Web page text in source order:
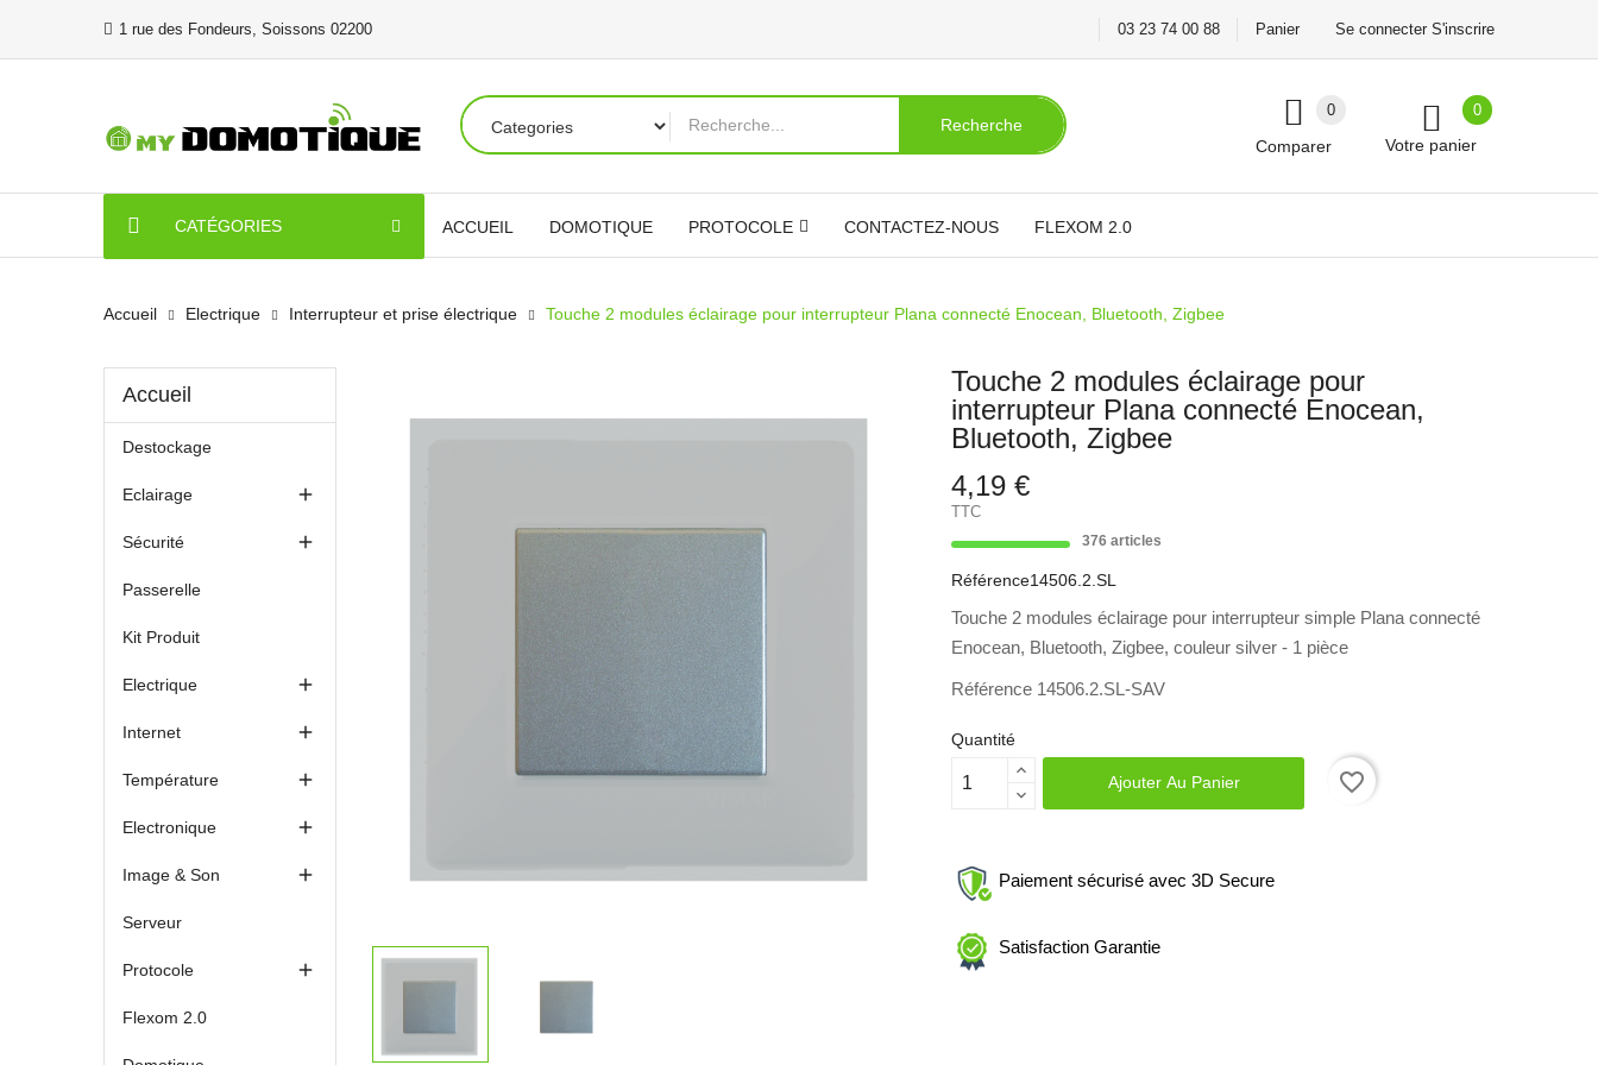
1 rue des Fondeurs, Soissons 02200 Se connecter S'inscrire
Panier
03 23 74 00 88
Recherche
0
Votre panier
0
Comparer
CATÉGORIES ACCUEIL DOMOTIQUE PROTOCOLE CONTACTEZ-NOUS FLEXOM 2.0
Accueil Electrique Interrupteur et prise électrique Touche 2 modules éclairage pour interrupteur Plana connecté Enocean, Bluetooth, Zigbee
Accueil
Destockage
Eclairage 
Sécurité 
Passerelle
Kit Produit
Electrique 
Internet 
Température 
Electronique 
Image & Son 
Serveur
Protocole 
Flexom 2.0
Touche 2 modules éclairage pour
interrupteur Plana connecté Enocean,
Bluetooth, Zigbee
4,19 €
TTC
376 articles
Référence14506.2.SL
Touche 2 modules éclairage pour interrupteur simple Plana connecté
Enocean, Bluetooth, Zigbee, couleur silver - 1 pièce
Référence 14506.2.SL-SAV
Quantité
Ajouter Au Panier favorite_border
Paiement sécurisé avec 3D Secure
Satisfaction Garantie